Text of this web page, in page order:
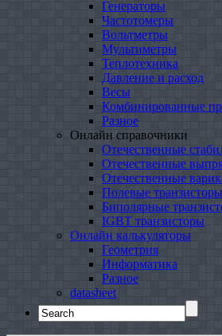
Генераторы
Частотомеры
Вольтметры
Мультиметры
Теплотехника
Давление и расход
Весы
Комбинированные
Разное
Онлайн справочники
Отечественные
Отечественные
Отечественные
Полевые транзисторы
Биполярные
IGBT транзисторы
Онлайн калькуляторы
Геометрия
Информатика
Разное
datasheet
Search
for: